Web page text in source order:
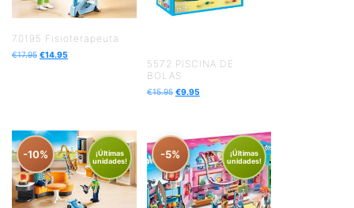
70195 Fisioterapeuta
€17.95 €14.95
5572 PISCINA DE
BOLAS
€15.95 €9.95
-10%
¡Últimas
unidades!
-5%
¡Últimas
unidades!